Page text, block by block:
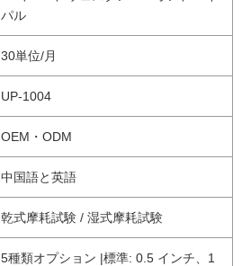
パル
30単位/月
UP-1004
OEM・ODM
中国語と英語
乾式摩耗試験 / 湿式摩耗試験
5種類オプション |標準: 0.5 インチ、1